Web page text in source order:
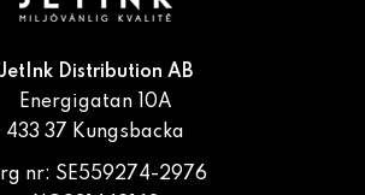
Distribution AB
Energigatan 10A
433 37 Kungsbacka
nr: SE559274-2976